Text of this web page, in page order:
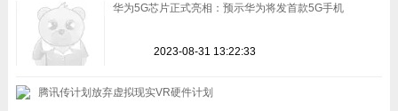
华为5G芯片正式亮相：预示华为将发首款5G手机
2023-08-31 13:22:33
腾讯传计划放弃虚拟现实VR硬件计划